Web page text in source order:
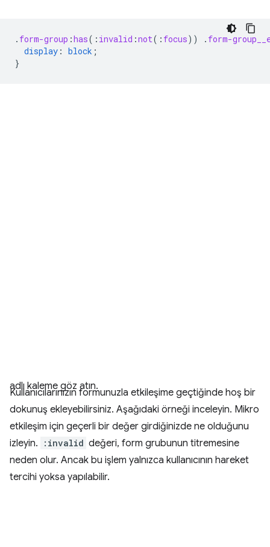
. form-group :has( : invalid :not( : focus)) . form-
display : block ;
}
adlı kaleme göz atın.
Kullanıcılarınızın formunuzla etkileşime geçtiğinde hoş bir
dokunuş ekleyebilirsiniz. Aşağıdaki örneği inceleyin. Mikro
etkileşim için geçerli bir değer girdiğinizde ne olduğunu
izleyin.
:invalid değeri, form grubunun titremesine
neden olur. Ancak bu işlem yalnızca kullanıcının hareket
tercihi yoksa yapılabilir.